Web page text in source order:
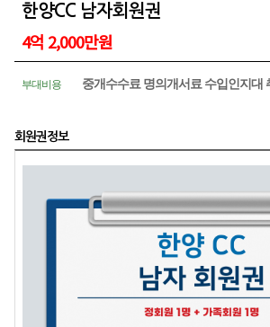
한양CC 남자회원권
4억 2,000만원
부대비용 중개수수료 명의개서료 수입인지대
회원권정보